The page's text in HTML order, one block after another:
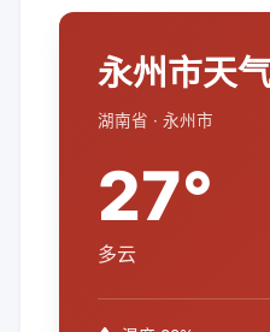
永州市天
湖南省 · 永州市
27°
多云